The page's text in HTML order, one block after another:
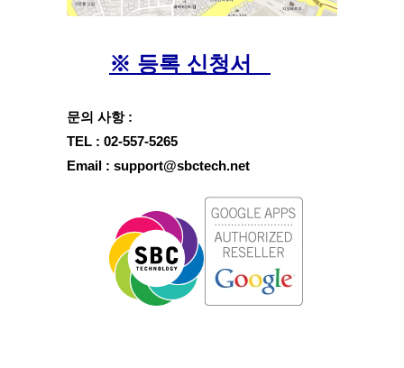
※ 등록 신청서
문의 사항 :
TEL : 02-557-5265
Email : support@sbctech.net